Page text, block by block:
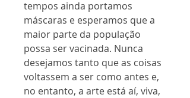
tempos ainda portamos
máscaras e esperamos que a
maior parte da população
possa ser vacinada. Nunca
desejamos tanto que as coisas
voltassem a ser como antes e,
no entanto, a arte está aí, viva,